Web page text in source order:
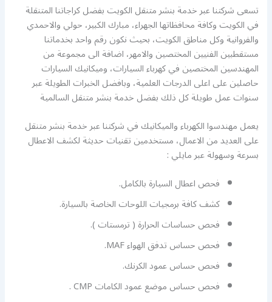
تسعى شركتنا عبر خدمة بنشر متنقل الكويت بفضل كراجاتنا المتنقلة
في الكويت وكافة محافظاتها الجهراء، مبارك الكبير، حولي والاحمدي
والفروانية وكل مناطق الكويت، بحيث نكون رقم واحد بخدماتنا
مستقطبين الفنيين المختصين والامهر، اضافة الى مجموعة من
المهندسين المختصين في كهرباء السيارات، وميكانيك السيارات
حاصلين على اعلى الدرجات العلمية، وبافضل الخبرات الطويلة عبر
سنوات عمل طويلة كل ذلك بفضل خدمة بنشر متنقل السالمية
يعمل مهندسوا الكهرباء والميكانيك في شركتنا عبر خدمة بنشر متنقل
على العديد من الاعمال، مستخدمين تقنيات حديثة لكشف الاعطال
بسرعة وسهولة عبر مايلي :
فحص اعطال السيارة بالكامل.
كشف كافة برمجيات اللوحات الخاصة بالسيارة.
فحص حساسات الحرارة ( ترمستات ).
فحص حساس تدفق الهواء MAF.
فحص حساس عمود الكرنك.
فحص حساس موضع عمود الكامات CMP .